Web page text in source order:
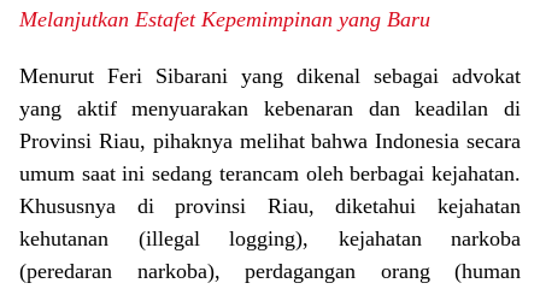
Melanjutkan Estafet Kepemimpinan yang Baru
Menurut Feri Sibarani yang dikenal sebagai advokat
yang aktif menyuarakan kebenaran dan keadilan di
Provinsi Riau, pihaknya melihat bahwa Indonesia secara
umum saat ini sedang terancam oleh berbagai kejahatan.
Khususnya di provinsi Riau, diketahui kejahatan
kehutanan (illegal logging), kejahatan narkoba
(peredaran narkoba), perdagangan orang (human